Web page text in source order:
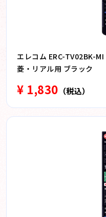
エレコム ERC-TV02BK-
菱・リアル用 ブラック
¥ 1,830 （税込）